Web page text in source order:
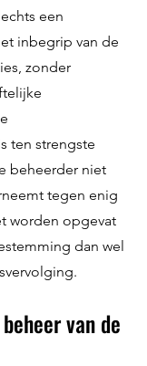
een
inbegrip van de
zonder
ten strengste
beheerder niet
tegen enig
worden opgevat
dan wel
van de